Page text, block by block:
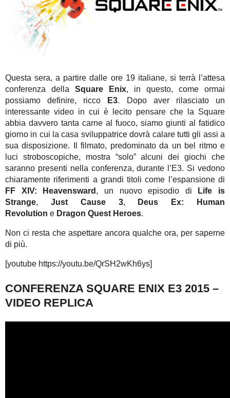
Questa sera, a partire dalle ore 19 italiane, si terrà l’attesa
conferenza della Square Enix, in questo, come ormai
possiamo definire, ricco
E3. Dopo aver rilasciato un
interessante video in cui è lecito pensare che la Square
abbia davvero tanta carne al fuoco, siamo giunti al fatidico
giorno in cui la casa sviluppatrice dovrà calare tutti gli assi a
sua disposizione. Il filmato, predominato da un bel ritmo e
luci stroboscopiche, mostra “solo” alcuni dei giochi che
saranno presenti nella conferenza, durante l’E3. Si vedono
chiaramente riferimenti a grandi titoli come l’espansione di
FF XIV: Heavensward , un nuovo episodio di
Life is
Strange, Just Cause 3,
Deus Ex: Human
Revolution e Dragon Quest Heroes.
Non ci resta che aspettare ancora qualche ora, per saperne
di più.
[youtube https://youtu.be/QrSH2wKh6ys]
CONFERENZA SQUARE ENIX E3 2015 –
VIDEO REPLICA